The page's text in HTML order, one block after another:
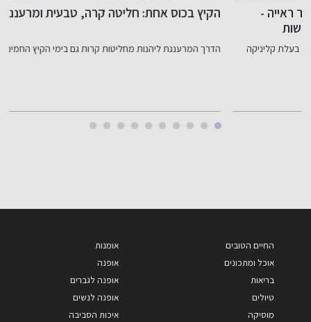
הקיץ בכוס אחת: חליטה קרה, טבעית ומרעננת לכל מקום
הדרך המרעננת ליהנות מחליטות קרות גם בימי הקיץ החמים, בבית,...
החיים הטובים
אוכל ומתכונים
בריאות
טיולים
מוסיקה
אומנות
אופנה
אופנה לגברים
אופנה לנשים
איכות הסביבה